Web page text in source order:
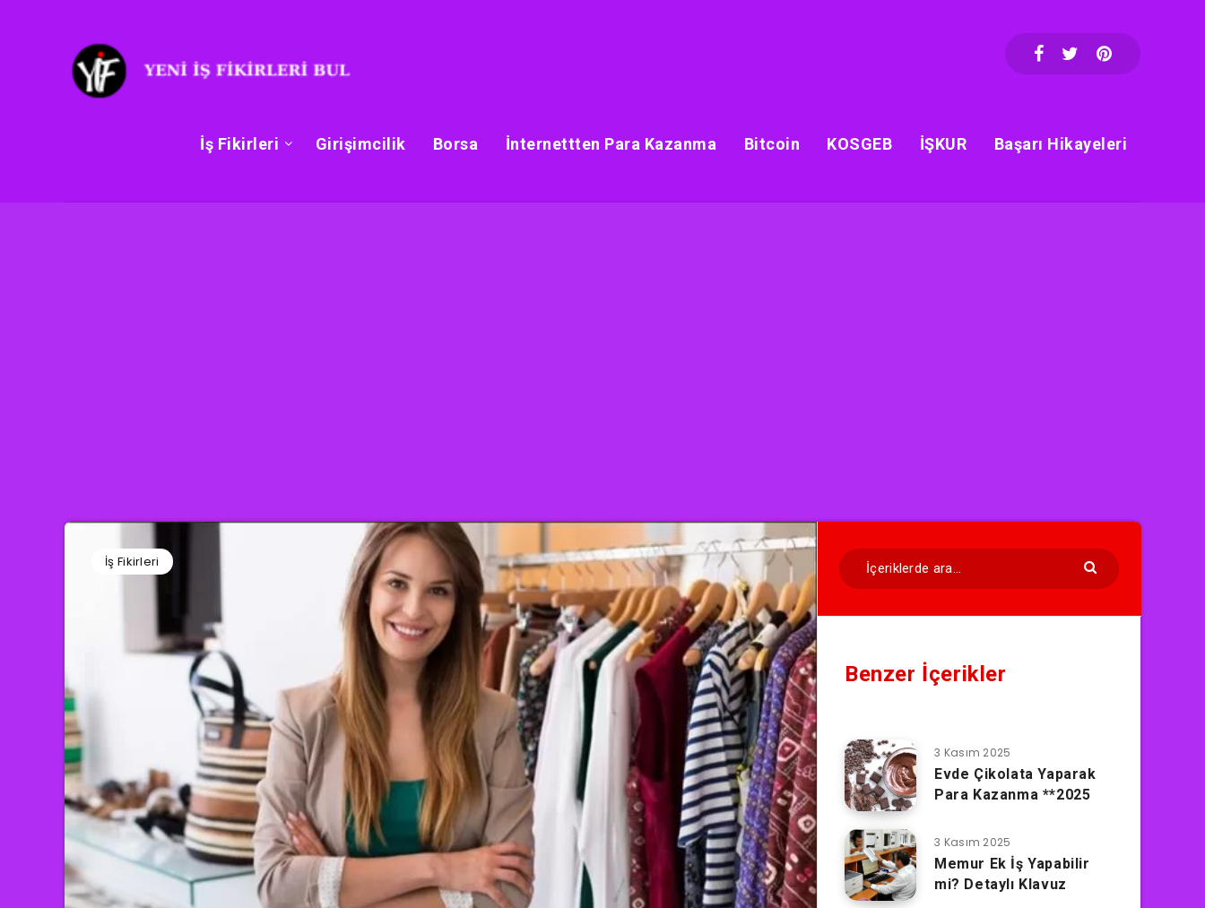
İş Fikirleri Girişimcilik Borsa İnternettten Para Kazanma Bitcoin KOSGEB İŞKUR Başarı Hikayeleri
İş Fikirleri
Benzer İçerikler
3 Kasım 2025
Evde Çikolata Yaparak
Para Kazanma **2025
3 Kasım 2025
Memur Ek İş Yapabilir
mi? Detaylı Klavuz